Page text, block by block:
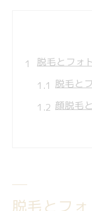
脱毛とフォ
脱毛と
顔脱毛
美肌管
脱毛とフ